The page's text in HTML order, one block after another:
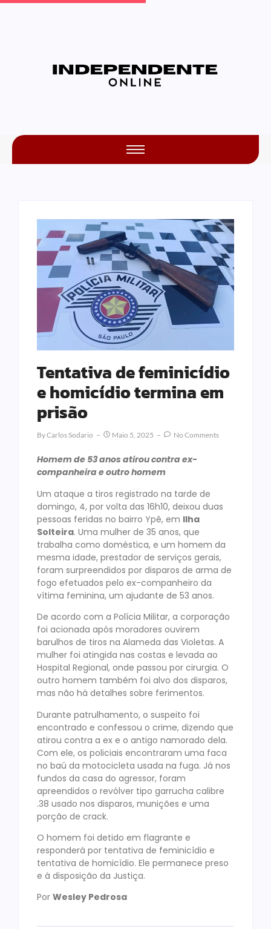
Tentativa de feminicídio
e homicídio termina em
prisão
ByCarlos Sodario Maio 5, 2025 No Comments
Homem de 53 anos atirou contra ex-
companheira e outro homem
Um ataque a tiros registrado na tarde de
domingo, 4, por volta das 16h10, deixou duas
pessoas feridas no bairro Ypê, em Ilha
Solteira. Uma mulher de 35 anos, que
trabalha como doméstica, e um homem da
mesma idade, prestador de serviços gerais,
foram surpreendidos por disparos de arma de
fogo efetuados pelo ex-companheiro da
vítima feminina, um ajudante de 53 anos.
De acordo com a Polícia Militar, a corporação
foi acionada após moradores ouvirem
barulhos de tiros na Alameda das Violetas. A
mulher foi atingida nas costas e levada ao
Hospital Regional, onde passou por cirurgia. O
outro homem também foi alvo dos disparos,
mas não há detalhes sobre ferimentos.
Durante patrulhamento, o suspeito foi
encontrado e confessou o crime, dizendo que
atirou contra a ex e o antigo namorado dela.
Com ele, os policiais encontraram uma faca
no baú da motocicleta usada na fuga. Já nos
fundos da casa do agressor, foram
apreendidos o revólver tipo garrucha calibre
.38 usado nos disparos, munições e uma
porção de crack.
O homem foi detido em flagrante e
responderá por tentativa de feminicídio e
tentativa de homicídio. Ele permanece preso
e à disposição da Justiça.
Por Wesley Pedrosa